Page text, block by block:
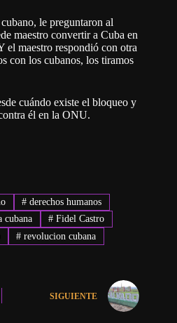
le preguntaron al
maestro convertir a Cuba en
el maestro respondió con otra
con los cubanos, los tiramos
cuándo existe el bloqueo y
él en la ONU.
# derechos humanos
cubana # Fidel Castro
# revolucion cubana
SIGUIENTE